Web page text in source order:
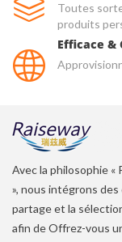
Toutes
produits
Efficace &
Avec la philosophie
», nous intégrons
partage et la
afin de Offrez-vous